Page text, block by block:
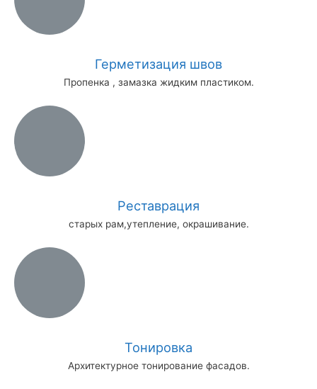
Герметизация швов
Пропенка , замазка жидким пластиком.
Реставрация
старых рам,утепление, окрашивание.
Тонировка
Архитектурное тонирование фасадов.